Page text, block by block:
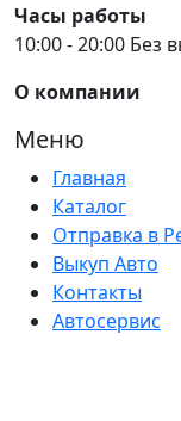
Часы работы
10:00 - 20:00 Без
О компании
Меню
Главная
Каталог
Отправка в
Выкуп Авто
Контакты
Автосервис